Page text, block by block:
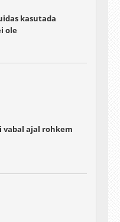
kasutada
ole
vabal ajal rohkem